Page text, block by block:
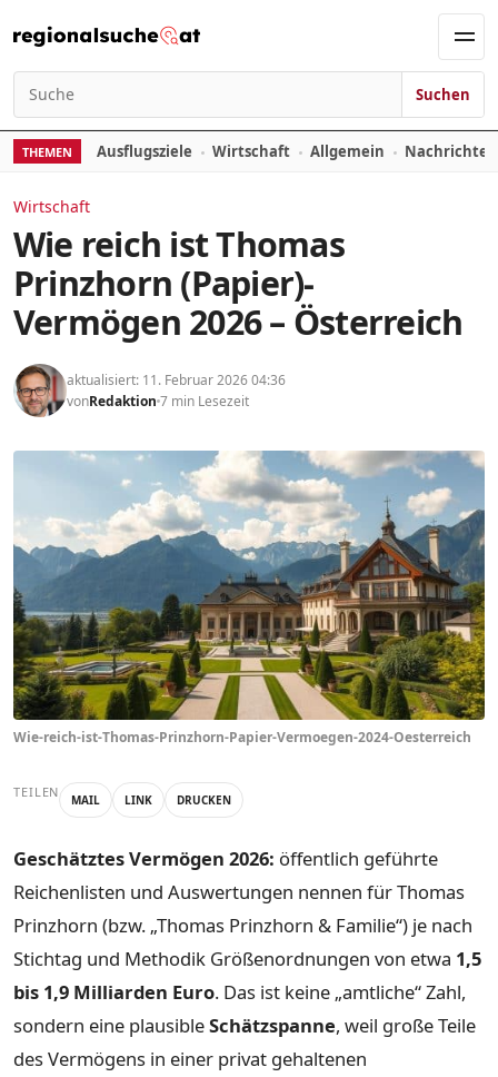
Suchen nach:
Suchen
THEMEN Ausflugsziele Wirtschaft Allgemein
Wirtschaft
Wie reich ist Thomas
Prinzhorn (Papier)-
Vermögen 2026 – Österreich
aktualisiert: 11. Februar 2026 04:36
vonRedaktion 7 min Lesezeit
Wie-reich-ist-Thomas-Prinzhorn-Papier-Vermoegen-2024-Oesterreich
TEILEN MAIL LINK DRUCKEN
Geschätztes Vermögen 2026: öffentlich geführte
Reichenlisten und Auswertungen nennen für Thomas
Prinzhorn (bzw. „Thomas Prinzhorn & Familie“) je nach
Stichtag und Methodik Größenordnungen von etwa 1,5
bis 1,9 Milliarden Euro. Das ist keine „amtliche“ Zahl,
sondern eine plausibleSchätzspanne, weil große Teile
des Vermögens in einer privat gehaltenen